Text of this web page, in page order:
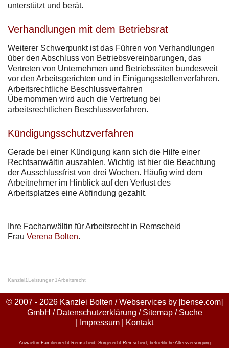
unterstützt und berät.
Verhandlungen mit dem Betriebsrat
Weiterer Schwerpunkt ist das Führen von Verhandlungen
über den Abschluss von Betriebsvereinbarungen, das
Vertreten von Unternehmen und Betriebsräten bundesweit
vor den Arbeitsgerichten und in Einigungsstellenverfahren.
Arbeitsrechtliche Beschlussverfahren
Übernommen wird auch die Vertretung bei
arbeitsrechtlichen Beschlussverfahren.
Kündigungsschutzverfahren
Gerade bei einer Kündigung kann sich die Hilfe einer
Rechtsanwältin auszahlen. Wichtig ist hier die Beachtung
der Ausschlussfrist von drei Wochen. Häufig wird dem
Arbeitnehmer im Hinblick auf den Verlust des
Arbeitsplatzes eine Abfindung gezahlt.
Ihre Fachanwältin für Arbeitsrecht in Remscheid
Frau Verena Bolten.
Kanzlei1 Leistungen1Arbeitsrecht
© 2007 - 2026 Kanzlei Bolten / Webservices by [bense.com]
GmbH / Datenschutzerklärung / Sitemap/ Suche
Impressum Kontakt
Anwaeltin Familienrecht Remscheid Sorgerecht Remscheid betriebliche Altersversorgung